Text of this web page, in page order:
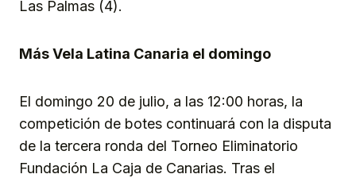
Las Palmas (4).
Más Vela Latina Canaria el domingo
El domingo 20 de julio, a las 12:00 horas, la
competición de botes continuará con la disputa
de la tercera ronda del Torneo Eliminatorio
Fundación La Caja de Canarias. Tras el